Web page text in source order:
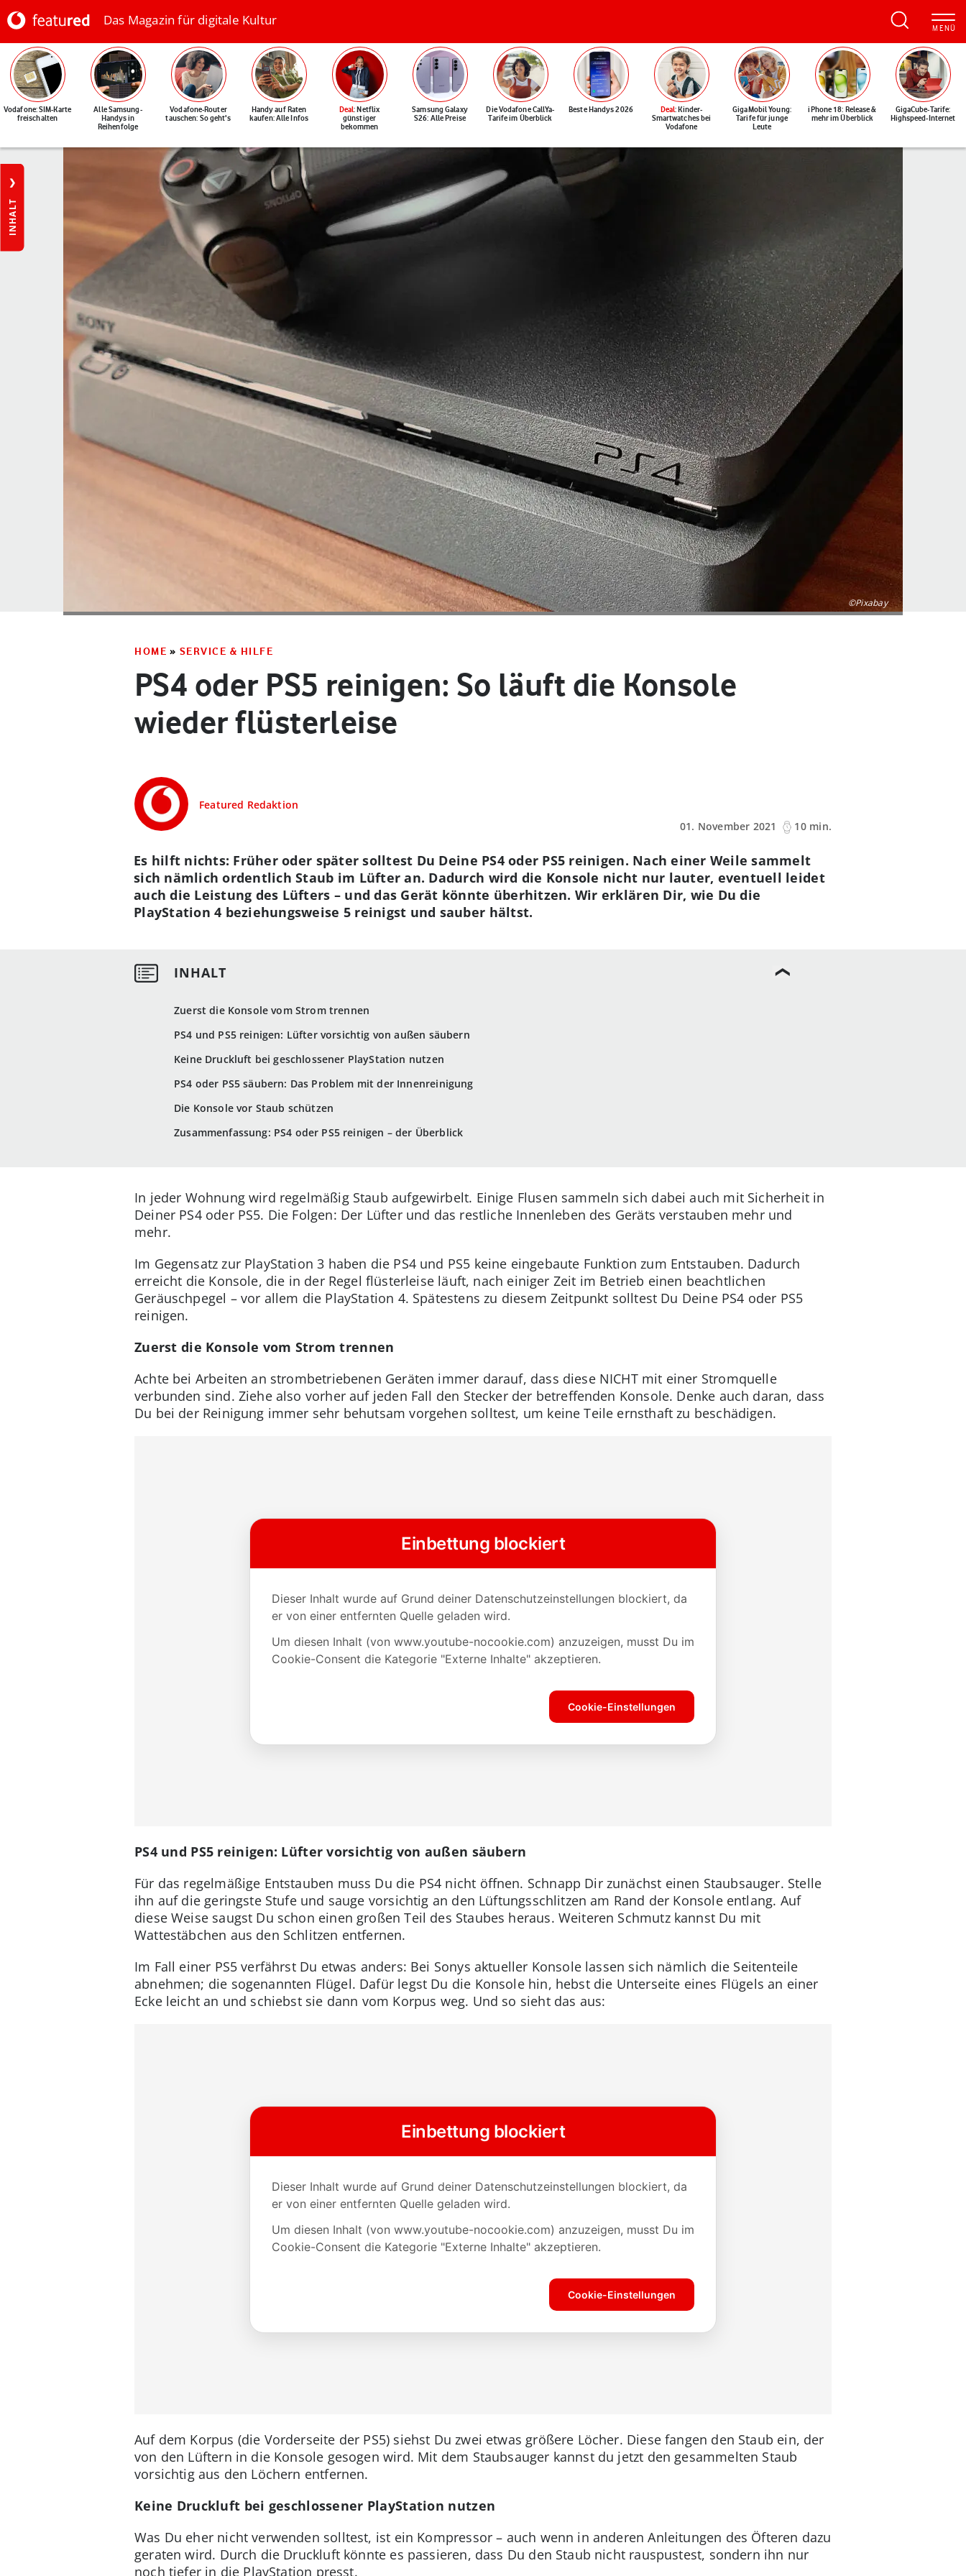
Das Magazin für digitale Kultur
Vodafone: SIM-Karte
freischalten
Alle Samsung-
Handys in
Reihenfolge
Vodafone-Router
tauschen: So geht's
Handy auf Raten
kaufen: Alle Infos
Deal: Netflix
günstiger
bekommen
Samsung Galaxy
S26: Alle Preise
Die Vodafone CallYa-
Tarife im Überblick
Beste Handys 2026 Deal: Kinder-
Smartwatches bei
Vodafone
GigaMobil Young:
Tarife für junge
Leute
iPhone 18: Release &
mehr im Überblick
GigaCube-Tarife:
Highspeed-Internet
INHALT
©Pixabay
HOME » SERVICE & HILFE
PS4 oder PS5 reinigen: So läuft die Konsole
wieder flüsterleise
Featured Redaktion
01. November 2021
10 min.
Zuerst die Konsole vom Strom trennen
PS4 und PS5 reinigen: Lüfter vorsichtig von außen säubern
Keine Druckluft bei geschlossener PlayStation nutzen
PS4 oder PS5 säubern: Das Problem mit der Innenreinigung
Die Konsole vor Staub schützen
Zusammenfassung: PS4 oder PS5 reinigen – der Überblick
Es hilft nichts: Früher oder später solltest Du Deine PS4 oder PS5 reinigen. Nach einer Weile sammelt
sich nämlich ordentlich Staub im Lüfter an. Dadurch wird die Konsole nicht nur lauter, eventuell leidet
auch die Leistung des Lüfters – und das Gerät könnte überhitzen. Wir erklären Dir, wie Du die
PlayStation 4 beziehungsweise 5 reinigst und sauber hältst.
In jeder Wohnung wird regelmäßig Staub aufgewirbelt. Einige Flusen sammeln sich dabei auch mit Sicherheit in
Deiner PS4 oder PS5. Die Folgen: Der Lüfter und das restliche Innenleben des Geräts verstauben mehr und
mehr.
Im Gegensatz zur PlayStation 3 haben die PS4 und PS5 keine eingebaute Funktion zum Entstauben. Dadurch
erreicht die Konsole, die in der Regel flüsterleise läuft, nach einiger Zeit im Betrieb einen beachtlichen
Geräuschpegel – vor allem die PlayStation 4. Spätestens zu diesem Zeitpunkt solltest Du Deine PS4 oder PS5
reinigen.
Zuerst die Konsole vom Strom trennen
Achte bei Arbeiten an strombetriebenen Geräten immer darauf, dass diese NICHT mit einer Stromquelle
verbunden sind. Ziehe also vorher auf jeden Fall den Stecker der betreffenden Konsole. Denke auch daran, dass
Du bei der Reinigung immer sehr behutsam vorgehen solltest, um keine Teile ernsthaft zu beschädigen.
PS4 und PS5 reinigen: Lüfter vorsichtig von außen säubern
Für das regelmäßige Entstauben muss Du die PS4 nicht öffnen. Schnapp Dir zunächst einen Staubsauger. Stelle
ihn auf die geringste Stufe und sauge vorsichtig an den Lüftungsschlitzen am Rand der Konsole entlang. Auf
diese Weise saugst Du schon einen großen Teil des Staubes heraus. Weiteren Schmutz kannst Du mit
Wattestäbchen aus den Schlitzen entfernen.
Im Fall einer PS5 verfährst Du etwas anders: Bei Sonys aktueller Konsole lassen sich nämlich die Seitenteile
abnehmen; die sogenannten Flügel. Dafür legst Du die Konsole hin, hebst die Unterseite eines Flügels an einer
Ecke leicht an und schiebst sie dann vom Korpus weg. Und so sieht das aus:
Auf dem Korpus (die Vorderseite der PS5) siehst Du zwei etwas größere Löcher. Diese fangen den Staub ein, der
von den Lüftern in die Konsole gesogen wird. Mit dem Staubsauger kannst du jetzt den gesammelten Staub
vorsichtig aus den Löchern entfernen.
Keine Druckluft bei geschlossener PlayStation nutzen
Was Du eher nicht verwenden solltest, ist ein Kompressor – auch wenn in anderen Anleitungen des Öfteren dazu
geraten wird. Durch die Druckluft könnte es passieren, dass Du den Staub nicht rauspustest, sondern ihn nur
noch tiefer in die PlayStation presst.